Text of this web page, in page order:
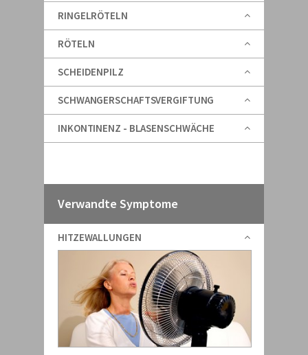
RINGELRÖTELN
RÖTELN
SCHEIDENPILZ
SCHWANGERSCHAFTSVERGIFTUNG
INKONTINENZ - BLASENSCHWÄCHE
Verwandte Symptome
HITZEWALLUNGEN